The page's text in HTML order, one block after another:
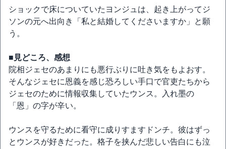
ショックで床についていたヨンジュは、起き上がってジ
ソンの元へ出向き「私と結婚してくださいますか」と願
う。
■見どころ、感想
院相ジェセのあまりにも悪行ぶりに吐き気をもよおす。
そんなジェセに恩義を感じ恐ろしい手口で官吏たちから
ジェセのために情報収集していたウンス。入れ墨の
「恩」の字が辛い。
ウンスを守るために看守に成りすますドンチ。彼はずっ
とウンスが好きだった。格子を挟んだ悲しい告白にも泣